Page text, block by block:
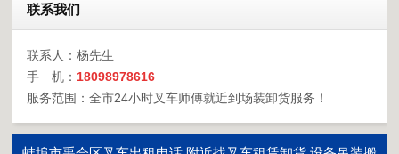
联系我们
联系人：杨先生
手 机： 18098978616
服务范围：全市24小时叉车师傅就近到场装卸货服务！